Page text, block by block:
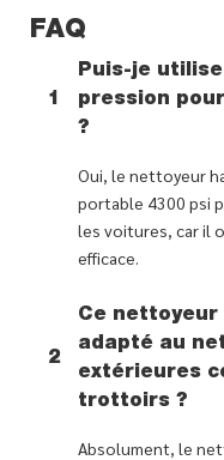
FAQ
1
Puis-je
pression
?
Oui, le nettoyeur
portable 4300 psi
les voitures, car il
efficace.
2
Ce
adapté au
extérieures
trottoirs ?
Absolument, le